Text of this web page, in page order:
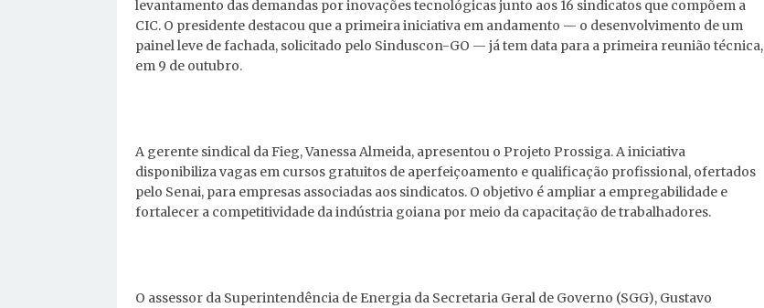
levantamento das demandas por inovações tecnológicas junto aos 16 sindicatos que compõem a
CIC. O presidente destacou que a primeira iniciativa em andamento — o desenvolvimento de um
painel leve de fachada, solicitado pelo Sinduscon-GO — já tem data para a primeira reunião técnica,
em 9 de outubro.
A gerente sindical da Fieg, Vanessa Almeida, apresentou o Projeto Prossiga. A iniciativa
disponibiliza vagas em cursos gratuitos de aperfeiçoamento e qualificação profissional, ofertados
pelo Senai, para empresas associadas aos sindicatos. O objetivo é ampliar a empregabilidade e
fortalecer a competitividade da indústria goiana por meio da capacitação de trabalhadores.
O assessor da Superintendência de Energia da Secretaria Geral de Governo (SGG), Gustavo